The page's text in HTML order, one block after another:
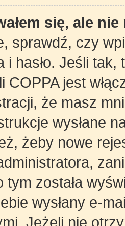
się, ale
sprawdź, czy
i hasło. Jeśli tak,
COPPA jest
że masz
wysłane
żeby nowe
tym została
wysłany e-
Jeżeli nie